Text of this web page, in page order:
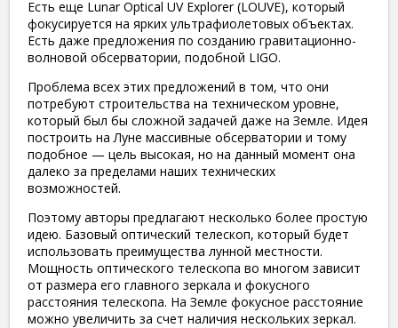
Есть еще Lunar Optical UV Explorer (LOUVE), который
фокусируется на ярких ультрафиолетовых объектах.
Есть даже предложения по созданию гравитационно-
волновой обсерватории, подобной LIGO.
Проблема всех этих предложений в том, что они
потребуют строительства на техническом уровне,
который был бы сложной задачей даже на Земле. Идея
построить на Луне массивные обсерватории и тому
подобное — цель высокая, но на данный момент она
далеко за пределами наших технических
возможностей.
Поэтому авторы предлагают несколько более простую
идею. Базовый оптический телескоп, который будет
использовать преимущества лунной местности.
Мощность оптического телескопа во многом зависит
от размера его главного зеркала и фокусного
расстояния телескопа. На Земле фокусное расстояние
можно увеличить за счет наличия нескольких зеркал.